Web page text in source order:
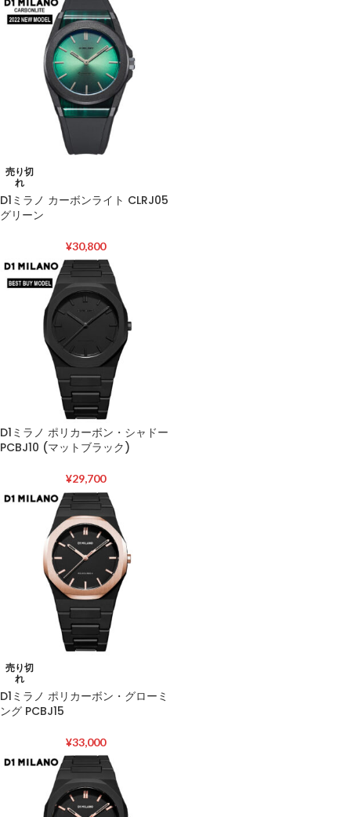
売り切
れ
D1ミラノ カーボンライト CLRJ05
グリーン
¥30,800
D1ミラノ ポリカーボン・シャドー
PCBJ10 (マットブラック)
¥29,700
売り切
れ
D1ミラノ ポリカーボン・グローミ
ング PCBJ15
¥33,000